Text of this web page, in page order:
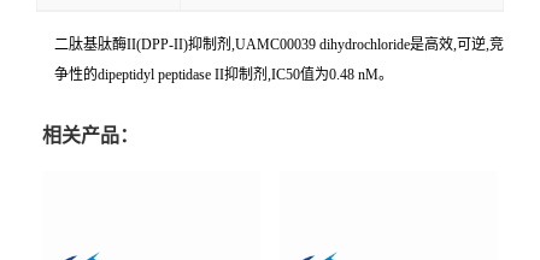
二肽基肽酶II(DPP-II)抑制剂,UAMC00039 dihydrochloride是高效,可逆,竞
争性的dipeptidyl peptidase II抑制剂,IC50值为0.48 nM。
相关产品：